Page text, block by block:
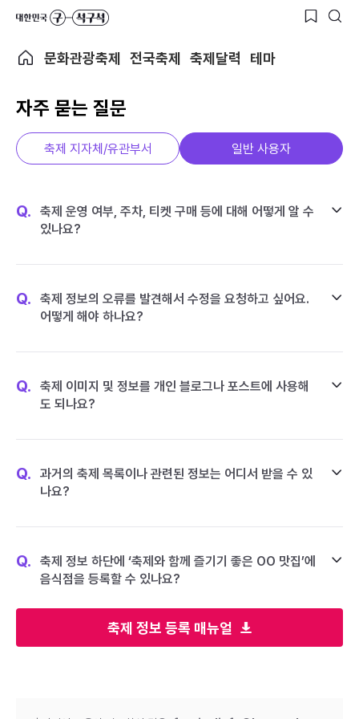
문화관광축제 전국축제 축제달력 테마
자주 묻는 질문
축제 정보 등록 매뉴얼
축제 지자체/유관부서 일반 사용자
Q.
축제 운영 여부, 주차, 티켓 구매 등에 대해 어떻게 알 수
있나요?
Q.
축제 정보의 오류를 발견해서 수정을 요청하고 싶어요.
어떻게 해야 하나요?
Q.
축제 이미지 및 정보를 개인 블로그나 포스트에 사용해
도 되나요?
Q.
과거의 축제 목록이나 관련된 정보는 어디서 받을 수 있
나요?
Q.
축제 정보 하단에 ‘축제와 함께 즐기기 좋은 OO 맛집’에
음식점을 등록할 수 있나요?